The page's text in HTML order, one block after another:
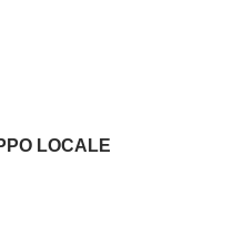
LOCALE